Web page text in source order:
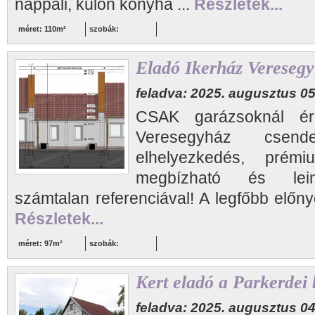
nappali, külön konyha ... Részletek...
méret: 110m² szobák:
Eladó Ikerház
feladva: 2025. augusztus
CSAK garázsoknál
Veresegyház
elhelyezkedés,
megbízható és
számtalan referenciával! A legfőbb
Részletek...
méret: 97m² szobák:
Kert eladó a Parkerdei
feladva: 2025. augusztus